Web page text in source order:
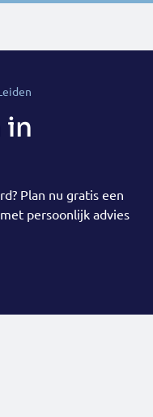
in
Plan nu gratis een
persoonlijk advies